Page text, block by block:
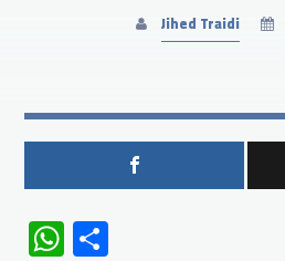
Jihed Traidi
WhatsApp